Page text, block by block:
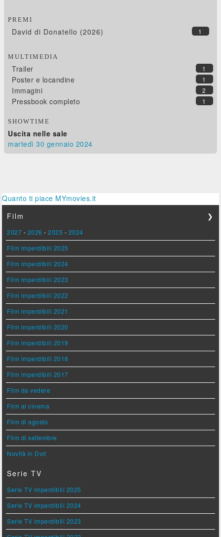
PREMI
1
David di Donatello (2026)
MULTIMEDIA
1
Trailer
1
Poster e locandine
2
Immagini
1
Pressbook completo
SHOWTIME
Uscita nelle sale
martedì 30 gennaio 2024
Quanto ti piace MYmovies.it
Film
❯
2027 - 2026 -2025 - 2024
Film imperdibili 2025
Film imperdibili 2024
Film imperdibili 2023
Film imperdibili 2022
Film imperdibili 2021
Film imperdibili 2020
Film imperdibili 2019
Film imperdibili 2018
Film imperdibili 2017
Film da vedere
Film al cinema
Film di agosto
Film di settembre
Novità in Dvd
Serie TV
Serie TV imperdibili 2025
Serie TV imperdibili 2024
Serie TV imperdibili 2023